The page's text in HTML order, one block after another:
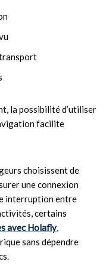
la possibilité d’utiliser
facilite
choisissent de
une connexion
interruption entre
certains
avec Holafly,
sans dépendre